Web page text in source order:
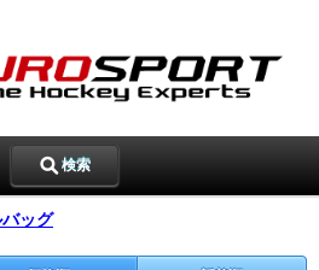
検索
ッグ